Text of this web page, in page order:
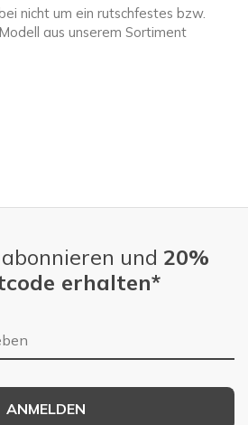
nicht um ein rutschfestes bzw.
aus unserem Sortiment
und 20%
erhalten*
ANMELDEN